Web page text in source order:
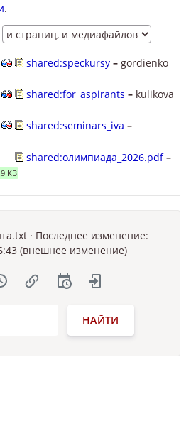
.
shared:speckursy –gordienko
shared:for_aspirants – kulikova
shared:seminars_iva –
shared:олимпиада_2026.pdf –
KB
· Последнее изменение:
(внешнее изменение)
НАЙТИ